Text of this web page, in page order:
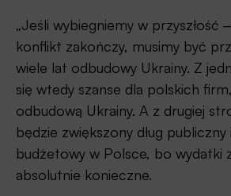
„Jeśli wybiegniemy w przyszłość
konflikt zakończy, musimy być
wiele lat odbudowy Ukrainy. Z
się wtedy szanse dla polskich
odbudową Ukrainy. A z drugiej
będzie zwiększony dług
budżetowy w Polsce, bo wydatki
absolutnie konieczne.